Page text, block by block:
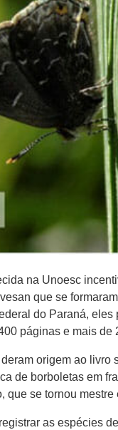
na Unoesc
que se
do Paraná,
páginas e mais
origem ao livro
de borboletas em
que se tornou
as espécies